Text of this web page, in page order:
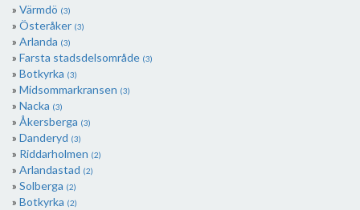
Värmdö (3)
Österåker (3)
Arlanda (3)
Farsta stadsdelsområde (3)
Botkyrka (3)
Midsommarkransen (3)
Nacka (3)
Åkersberga (3)
Danderyd (3)
Riddarholmen (2)
Arlandastad (2)
Solberga (2)
Botkyrka (2)